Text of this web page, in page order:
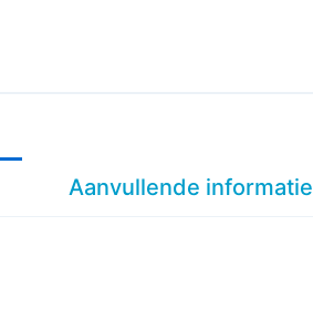
Aanvullende informatie